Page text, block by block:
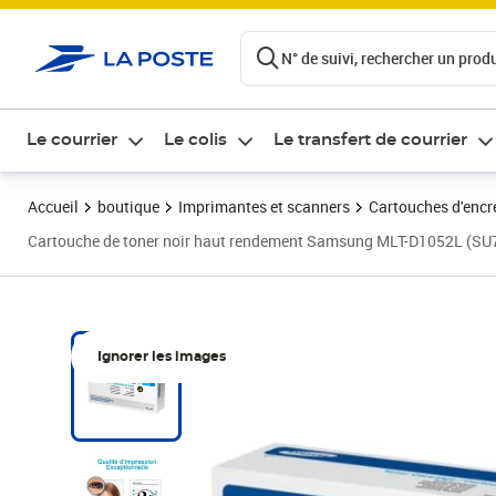
N° de suivi, rechercher un
Le courrier Le colis Le transfert de courrier
Accueil boutique Imprimantes et scanners
Cartouches
Cartouche de toner noir haut rendement Samsung MLT-D1052L
Ignorer les images